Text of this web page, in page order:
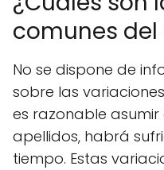
comunes del
No se dispone de
sobre las
es razonable
apellidos, habrá
tiempo. Estas